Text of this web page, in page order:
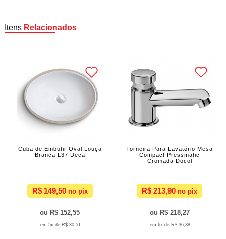
Itens Relacionados
Cuba de Embutir Oval Louça
Branca L37 Deca
R$ 149,50
R$ 152,55
5x de R$ 30,51
Torneira Para Lavatório Mesa
Compact Pressmatic
Cromada Docol
R$ 213,90
R$ 218,27
6x de R$ 36,38